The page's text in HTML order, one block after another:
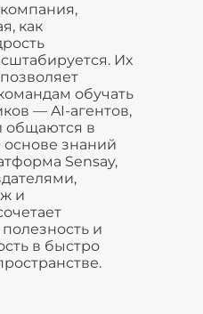
как
Их
обучать
— AI-агентов,
общаются в
основе знаний
Sensay,
и
и
в быстро